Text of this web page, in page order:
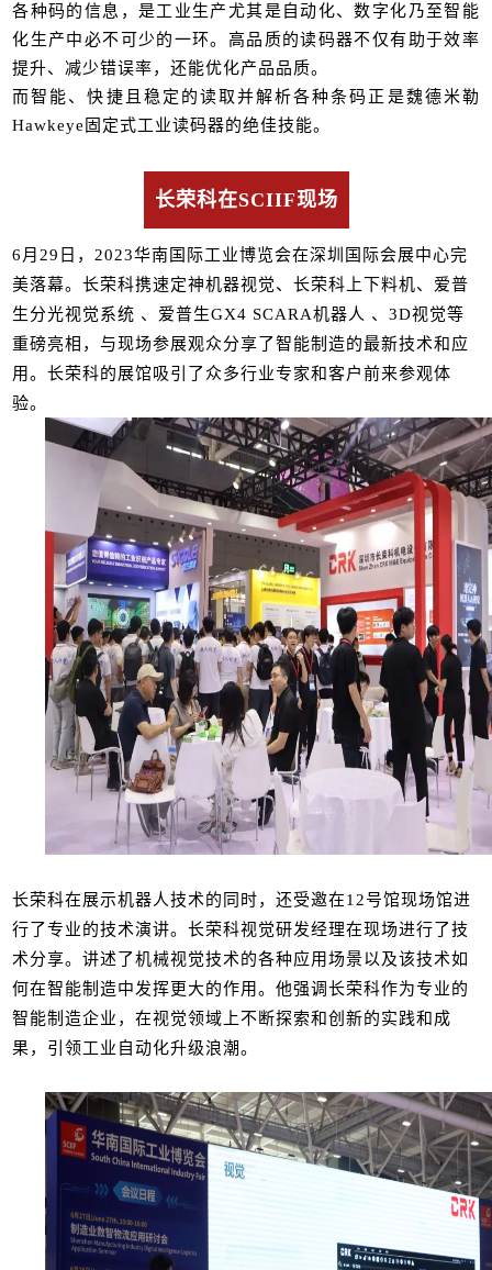
各种码的信息，是工业生产尤其是自动化、数字化乃至智能
化生产中必不可少的一环。高品质的读码器不仅有助于效率
提升、减少错误率，还能优化产品品质。
而智能、快捷且稳定的读取并解析各种条码正是魏德米勒
Hawkeye固定式工业读码器的绝佳技能。
长荣科在SCIIF现场
6月29日，2023华南国际工业博览会在深圳国际会展中心完
美落幕。长荣科携速定神机器视觉、长荣科上下料机、爱普
生分光视觉系统 、爱普生GX4 SCARA机器人 、3D视觉等
重磅亮相，与现场参展观众分享了智能制造的最新技术和应
用。长荣科的展馆吸引了众多行业专家和客户前来参观体
验。
长荣科在展示机器人技术的同时，还受邀在12号馆现场馆进
行了专业的技术演讲。长荣科视觉研发经理在现场进行了技
术分享。讲述了机械视觉技术的各种应用场景以及该技术如
何在智能制造中发挥更大的作用。他强调长荣科作为专业的
智能制造企业，在视觉领域上不断探索和创新的实践和成
果，引领工业自动化升级浪潮。